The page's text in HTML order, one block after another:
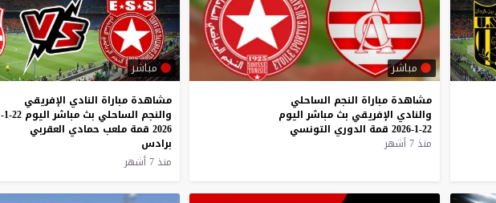
مباشر
مشاهدة مباراة النجم الساحلي
والنادي الإفريقي بث مباشر اليوم
22-1-2026
قمة الدوري التونسي
منذ 7 أشهر
مباشر
مشاهدة مباراة النادي الإفريقي
والنجم الساحلي بث مباشر اليوم 22-1-
2026 قمة ملعب حمادي العقربي
برادس
منذ 7 أشهر